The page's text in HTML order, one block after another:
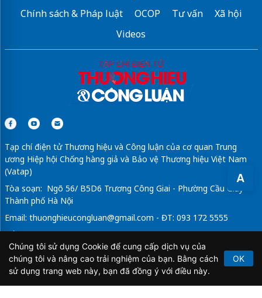
A
Chính sách & Pháp luật
OCOP Tư vấn
Xã hội
Videos
Tạp chí điện tử Thương hiệu và Công luận của cơ quan Trung
ương Hiệp hội Chống hàng giả và Bảo vệ Thương hiệu Việt Nam
(Vatap)
Tòa soạn: Ngõ 56/ B5D6 Trương Công Giai - Phường Cầu Giấy -
Thành phố Hà Nội
Email: thuonghieucongluan@gmail.com - ĐT: 093 172 5555
Tổng Biên Tập: Vũ Đức Thuận
Giấy phép hoạt động báo chí điện tử số 64/GP-BTTTT do Bộ
Thông tin và Truyền thông cấp ngày 21/2/2020.
Chúng tôi sử dụng Cookie để cung cấp dịch vụ của
chúng tôi và nâng cao trải nghiệm của bạn. Bằng cách
sử dụng trang web này, bạn đã đồng ý với điều này.
OK